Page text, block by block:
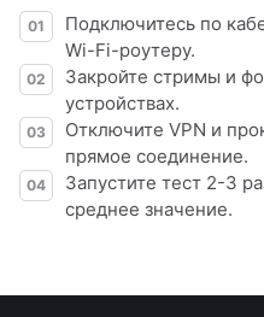
01
Подключитесь по
Wi-Fi-роутеру.
02
Закройте стримы и
устройствах.
03
Отключите VPN и
прямое соединение.
04
Запустите тест 2-3
среднее значение.